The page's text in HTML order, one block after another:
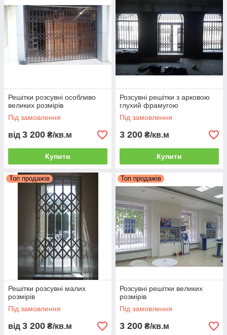
аналогів при цьому вигідно відрізняючись за ціною.
Наша компанія виробляє решітки розсувні будь-якої форми
складності, які відповідають самим строгим і вимогливим
вимогам.
Робимо доставку по всій Україні, а також проводимо монтаж.
Решітки розсувні особливо
великих розмірів
Під замовлення
від 3 200 ₴/кв.м
Купити
Розсувні решітки з арковою
глухий фрамугою
Під замовлення
3 200 ₴/кв.м
Купити
Топ продажів
Решітки розсувні малих
розмірів
Під замовлення
від 3 200 ₴/кв.м
Топ продажів
Розсувні решітки великих
розмірів
Під замовлення
3 200 ₴/кв.м